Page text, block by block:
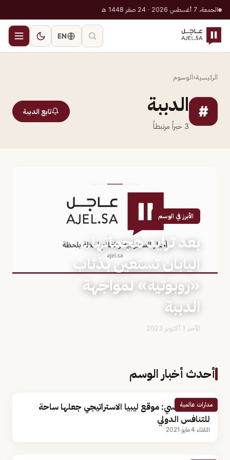
الجمعة، 7 أغسطس 2026 · 24 صفر 1448 هـ
EN
الرئيسية‹الوسوم
# الدببة
3 خبراً مرتبطاً
تابع الدببة
الأبرز في الوسم
بعد تزايد هجماتها..
اليابان تستعين بذئاب
«روبوتية» لمواجهة
الدببة
الأحد 1 أكتوبر 2023
أحدث أخبار الوسم
مدارات عالمية
محلل سياسي: موقع ليبيا الاستراتيجي جعلها ساحة
للتنافس الدولي
الثلاثاء 4 مايو 2021